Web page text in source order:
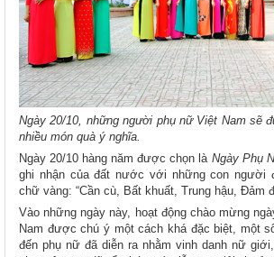
Ngày 20/10, những người phụ nữ Việt Nam sẽ
nhiều món quà ý nghĩa.
Ngày 20/10 hàng năm được chọn là Ngày Phụ
ghi nhận của đất nước với những con người
chữ vàng: “Cần cù, Bất khuất, Trung hậu, Đảm
Vào những ngày này, hoạt động chào mừng
Nam được chú ý một cách khá đặc biệt, một
đến phụ nữ đã diễn ra nhằm vinh danh nữ